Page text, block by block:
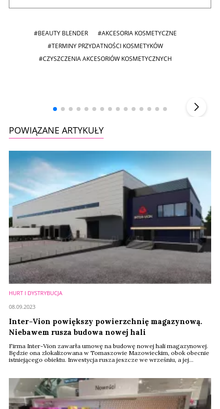
#BEAUTY BLENDER
#AKCESORIA KOSMETYCZNE
#TERMINY PRZYDATNOŚCI KOSMETYKÓW
#CZYSZCZENIA AKCESORIÓW KOSMETYCZNYCH
POWIĄZANE ARTYKUŁY
HURT I DYSTRYBUCJA
Inter-Vion powiększy powierzchnię magazynową.
Niebawem rusza budowa nowej hali
Firma Inter-Vion zawarła umowę na budowę nowej hali magazynowej.
Będzie ona zlokalizowana w Tomaszowie Mazowieckim, obok obecnie
istniejącego obiektu. Inwestycja rusza jeszcze we wrześniu, a jej
08.09.2023